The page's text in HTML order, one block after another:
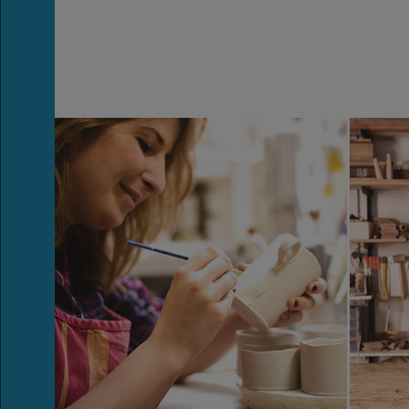
Beratung &
Behandlung
Freizeit